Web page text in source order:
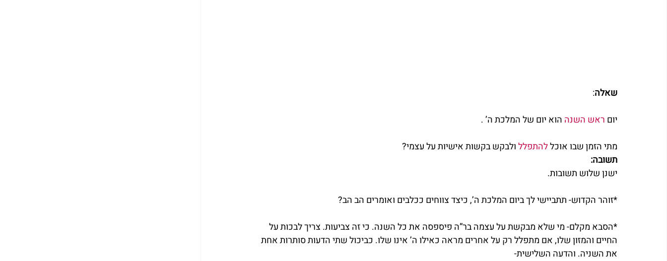
שאלה:
יום ראש השנה הוא יום של המלכת ה’ .
מתי הזמן שבו אוכל להתפלל ולבקש בקשות אישיות על עצמי?
תשובה:
ישנן שלוש תשובות.
*זוהר הקדוש- תתביישי לך ביום המלכת ה’, כיצד צווחים ככלבים ואומרים הב הב?
*הסבא מקלם- מי שלא מבקשת על עצמה בר”ה פיספסה את כל השנה. כי זה צביעות. צריך לבכות על
החיים והמזון שלו, אם מתפלל רק על אחרים מראה כאילו ה’ אינו שלו. כביכול שתי הדעות סותרות אחת
את השניה. והדעה השלישית-